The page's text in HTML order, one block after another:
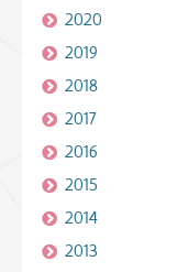
2020
2019
2018
2017
2016
2015
2014
2013